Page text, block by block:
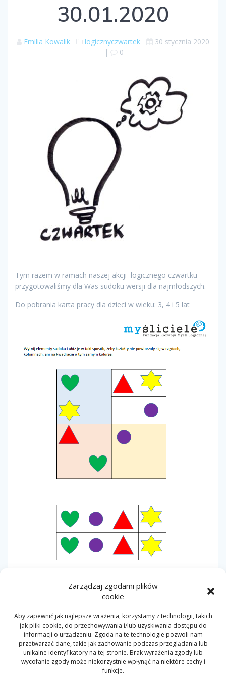
Zarządzaj zgodami plików
cookie
Aby zapewnić jak najlepsze wrażenia, korzystamy z technologii, takich
jak pliki cookie, do przechowywania i/lub uzyskiwania dostępu do
informacji o urządzeniu. Zgoda na te technologie pozwoli nam
przetwarzać dane, takie jak zachowanie podczas przeglądania lub
unikalne identyfikatory na tej stronie. Brak wyrażenia zgody lub
wycofanie zgody może niekorzystnie wpłynąć na niektóre cechy i
funkcje.
30.01.2020
Emilia Kowalik logicznyczwartek
30 stycznia 2020
|
0
Tym razem w ramach naszej akcji logicznego czwartku
przygotowaliśmy dla Was sudoku wersji dla najmłodszych.
Do pobrania karta pracy dla dzieci w wieku: 3, 4 i 5 lat
5LAT
Nawigacja
wpisu
Poprzedni:Poprzedni
wpis:
Logiczny
czwartek 23.01.2020
Następny: Następny
wpis:
Logiczny
czwartek 13.02.2020